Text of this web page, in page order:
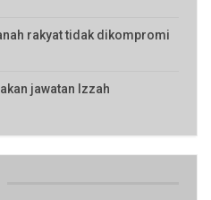
rakyat tidak dikompromi
jawatan Izzah